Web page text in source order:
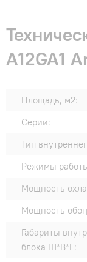
A12GA1
Площадь, м2:
Серии:
Тип
Режимы
Мощность
Мощность
Габариты
блока Ш*В*Г: